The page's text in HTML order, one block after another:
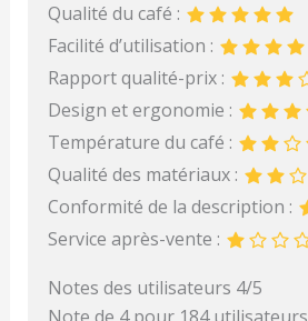
Qualité du café :
Facilité d’utilisation :
Rapport qualité-prix :
Design et ergonomie :
Température du café :
Qualité des matériaux :
Conformité de la description :
Service après-vente :
Notes des utilisateurs 4/5